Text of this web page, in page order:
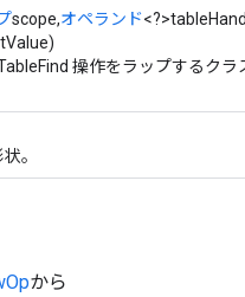
scope,オペランド
操作をラップするク
。
から